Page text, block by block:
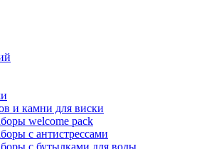
и камни для виски
welcome pack
с антистрессами
с бутылками для воды